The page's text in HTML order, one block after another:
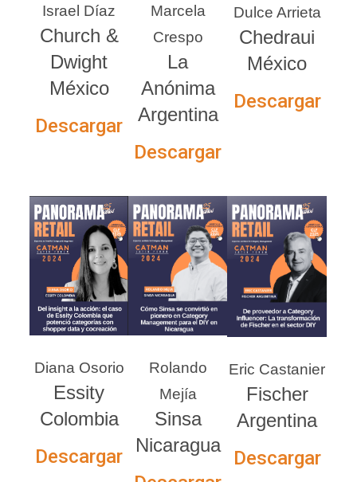
Israel Díaz
Church &
Dwight
México
Descargar
Marcela
Crespo
La
Anónima
Argentina
Descargar
Dulce Arrieta
Chedraui
México
Descargar
Diana Osorio
Essity
Colombia
Descargar
Rolando
Mejía
Sinsa
Nicaragua
Eric Castanier
Fischer
Argentina
Descargar